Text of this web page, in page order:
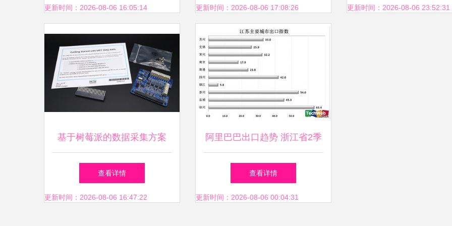
更新时间：2026-08-06 16:05:14 新格局
更新时间：2026-08-06 17:08:26 更新时间：2026-08-06 23:52:31
基于树莓派的数据采集方案
mcc 118上手体验
查看详情
更新时间：2026-08-06 16:47:22
阿里巴巴出口趋势 浙江省2季
度出口增速疲软
查看详情
更新时间：2026-08-06 00:04:31